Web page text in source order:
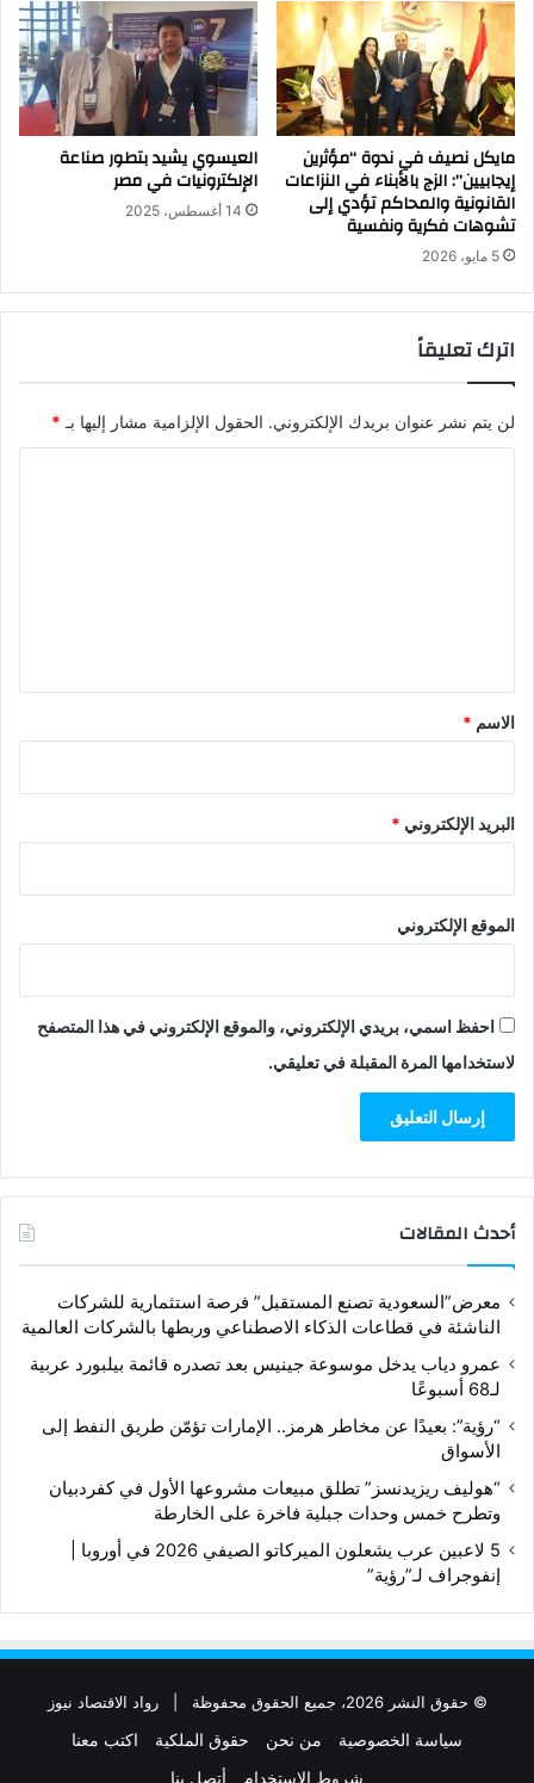
مايكل نصيف في ندوة “مؤثرين
إيجابيين”: الزج بالأبناء في النزاعات
القانونية والمحاكم تؤدي إلى
تشوهات فكرية ونفسية
5 مايو، 2026
العيسوي يشيد بتطور صناعة
الإلكترونيات في مصر
14 أغسطس، 2025
اترك تعليقاً
لن يتم نشر عنوان بريدك الإلكتروني. الحقول الإلزامية مشار إليها بـ *
*
الاسم *
البريد الإلكتروني *
الموقع الإلكتروني
احفظ اسمي، بريدي الإلكتروني، والموقع الإلكتروني في هذا المتصفح
لاستخدامها المرة المقبلة في تعليقي.
أحدث المقالات
معرض”السعودية تصنع المستقبل” فرصة استثمارية للشركات
الناشئة في قطاعات الذكاء الاصطناعي وربطها بالشركات العالمية
عمرو دياب يدخل موسوعة جينيس بعد تصدره قائمة بيلبورد عربية
لـ68 أسبوعًا
“رؤية”: بعيدًا عن مخاطر هرمز.. الإمارات تؤمّن طريق النفط إلى
الأسواق
“هوليف ريزيدنسز” تطلق مبيعات مشروعها الأول في كفردبيان
وتطرح خمس وحدات جبلية فاخرة على الخارطة
5 لاعبين عرب يشعلون الميركاتو الصيفي 2026 في أوروبا |
إنفوجراف لـ”رؤية”
© حقوق النشر 2026، جميع الحقوق محفوظة | رواد الاقتصاد نيوز
سياسة الخصوصية من نحن حقوق الملكية
اكتب معنا
شروط الإستخدام
أتصل بنا